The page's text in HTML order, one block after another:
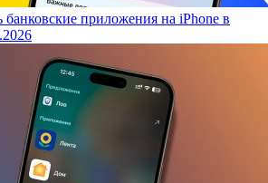
банковские приложения на iPhone в